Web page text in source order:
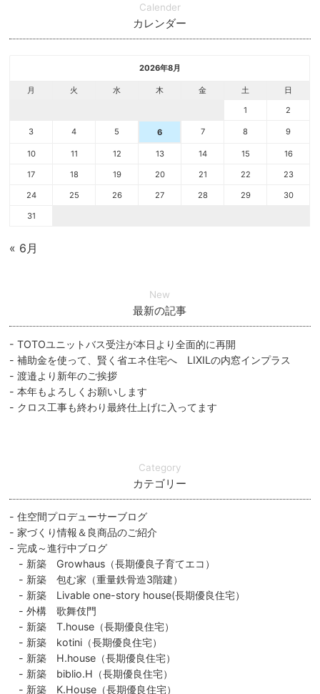
Calender
カレンダー
2026年8月
月 火 水 木 金 土
日
1
2
3 4 5 6 7 8 9
10 11 12 13 14 15 16
17 18 19 20 21 22 23
24 25 26 27 28 29 30
31
« 6月
New
最新の記事
TOTOユニットバス受注が本日より全面的に再開
補助金を使って、賢く省エネ住宅へ LIXILの内窓インプラス
渡邉より新年のご挨拶
本年もよろしくお願いします
クロス工事も終わり最終仕上げに入ってます
Category
カテゴリー
住空間プロデューサーブログ
家づくり情報＆良商品のご紹介
完成～進行中ブログ
新築 Growhaus（長期優良子育てエコ）
新築 包む家（重量鉄骨造3階建）
新築 Livable one-story house(長期優良住宅）
外構 歌舞伎門
新築 T.house（長期優良住宅）
新築 kotini（長期優良住宅）
新築 H.house（長期優良住宅）
新築 biblio.H（長期優良住宅）
新築 K.House（長期優良住宅）